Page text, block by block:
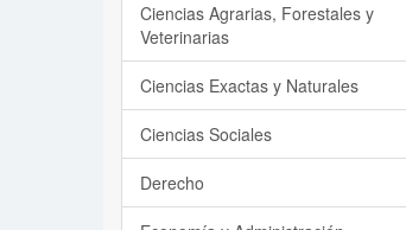
Ciencias Agrarias, Forestales y
Veterinarias
Ciencias Exactas y Naturales
Ciencias Sociales
Derecho